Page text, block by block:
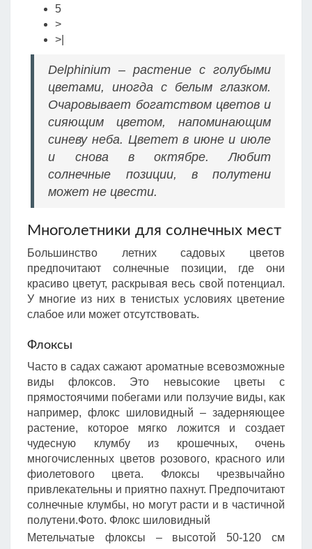
5
>
>|
Delphinium – растение с голубыми
цветами, иногда с белым глазком.
Очаровывает богатством цветов и
сияющим цветом, напоминающим
синеву неба. Цветет в июне и июле
и снова в октябре. Любит
солнечные позиции, в полутени
может не цвести.
Многолетники для солнечных мест
Большинство летних садовых цветов
предпочитают солнечные позиции, где они
красиво цветут, раскрывая весь свой потенциал.
У многие из них в тенистых условиях цветение
слабое или может отсутствовать.
Флоксы
Часто в садах сажают ароматные всевозможные
виды флоксов. Это невысокие цветы с
прямостоячими побегами или ползучие виды, как
например, флокс шиловидный – задерняющее
растение, которое мягко ложится и создает
чудесную клумбу из крошечных, очень
многочисленных цветов розового, красного или
фиолетового цвета. Флоксы чрезвычайно
привлекательны и приятно пахнут. Предпочитают
солнечные клумбы, но могут расти и в частичной
полутени.Фото. Флокс шиловидный
Метельчатые флоксы – высотой 50-120 см